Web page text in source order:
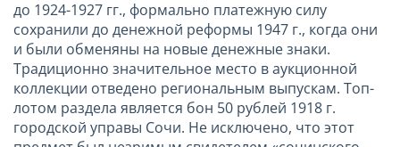
до 1924-1927 гг., формально платежную силу
сохранили до денежной реформы 1947 г., когда они
и были обменяны на новые денежные знаки.
Традиционно значительное место в аукционной
коллекции отведено региональным выпускам. Топ-
лотом раздела является бон 50 рублей 1918 г.
городской управы Сочи. Не исключено, что этот